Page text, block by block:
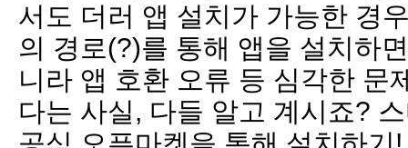
서도 더러 앱 설치가 가능한 경
의 경로(?)를 통해 앱을 설치하
니라 앱 호환 오류 등 심각한 문
다는 사실, 다들 알고 계시죠?